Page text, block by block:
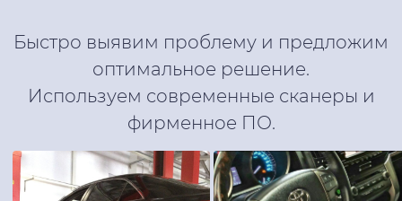
Быстро выявим проблему и предложим
оптимальное решение.
Используем современные сканеры и
фирменное ПО.